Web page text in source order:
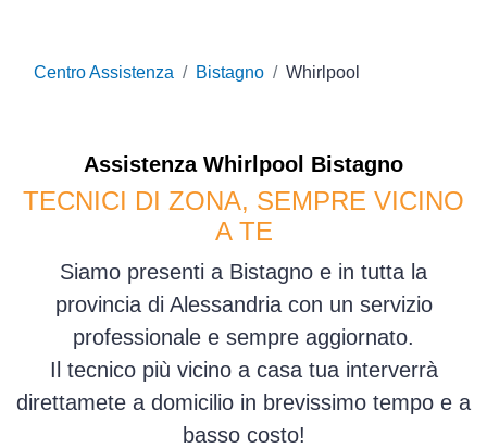
Centro Assistenza Bistagno Whirlpool
Assistenza Whirlpool Bistagno
TECNICI DI ZONA, SEMPRE VICINO
A TE
Siamo presenti a Bistagno e in tutta la
provincia di Alessandria con un servizio
professionale e sempre aggiornato.
Il tecnico più vicino a casa tua interverrà
direttamete a domicilio in brevissimo tempo e a
basso costo!